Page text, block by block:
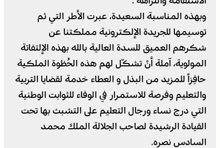
وبهذه المناسبة السعيدة، عبرت الأطر التي ثم
توسيمها للجريدة الإلكترونية مملكتنا عن
شكرهم العميق للسدة العالية بالله بهذه الإلتفاتة
المولوية، آملة أنْ تشكّل لهم هذه الحُظوة الملكية
حافِزاً للمزيد من البذل و العطاء خدمة لقضايا التربية
والتعليم وفرصة للاستمرار في الوفاء للثوابت الوطنية
التي درج نساء ورجال التعليم على التشبث بها تحت
القيادة الرشيدة لصاحب الجلالة الملك محمد
السادس نصره.